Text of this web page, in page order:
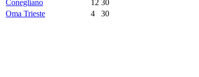
Conegliano
12 30
Oma Trieste
4 30